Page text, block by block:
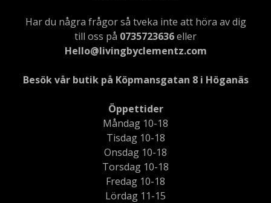
Har du några frågor så tveka inte att höra av dig
till oss på 0735723636eller
Hello@livingbyclementz.com
Besök vår butik på Köpmansgatan 8 i Höganäs
Öppettider
Måndag 10-18
Tisdag 10-18
Onsdag 10-18
Torsdag 10-18
Fredag 10-18
Lördag 11-15